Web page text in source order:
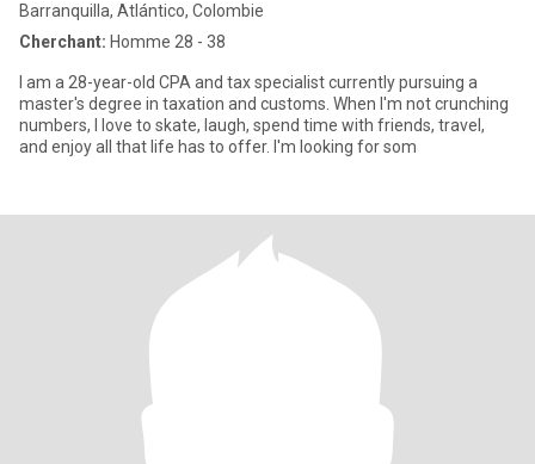
Barranquilla, Atlántico, Colombie
Cherchant: Homme 28 - 38
I am a 28-year-old CPA and tax specialist currently pursuing a
master's degree in taxation and customs. When I'm not crunching
numbers, I love to skate, laugh, spend time with friends, travel,
and enjoy all that life has to offer. I'm looking for som